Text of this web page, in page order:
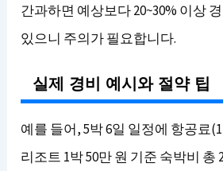
간과하면 예상보다 20~30% 이상
있으니 주의가 필요합니다.
실제 경비 예시와 절약 팁
예를 들어, 5박 6일 일정에 항공료
리조트 1박 50만 원 기준 숙박비 총